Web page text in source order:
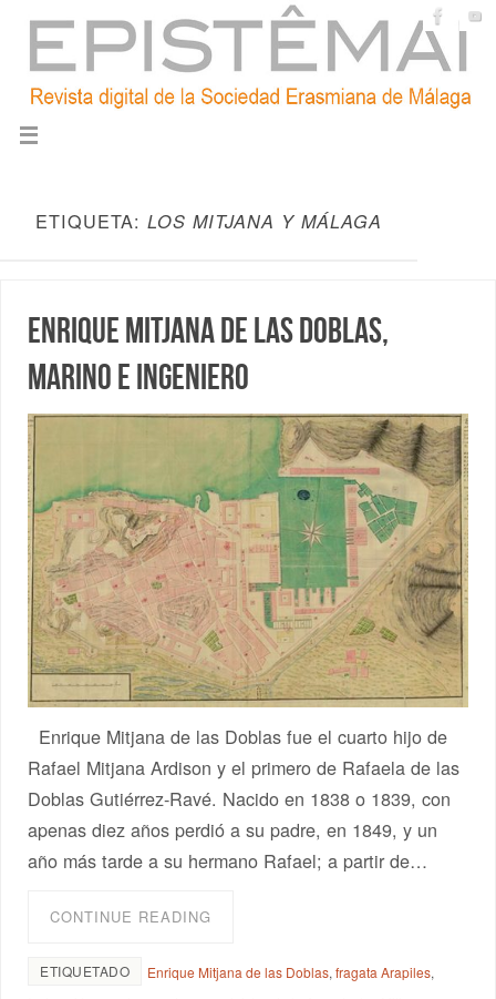
ETIQUETA: LOS MITJANA Y MÁLAGA
Enrique Mitjana de las Doblas,
marino e ingeniero
Enrique Mitjana de las Doblas fue el cuarto hijo de
Rafael Mitjana Ardison y el primero de Rafaela de las
Doblas Gutiérrez-Ravé. Nacido en 1838 o 1839, con
apenas diez años perdió a su padre, en 1849, y un
año más tarde a su hermano Rafael; a partir de…
CONTINUE READING
ETIQUETADO Enrique Mitjana de las Doblas,fragata Arapiles,